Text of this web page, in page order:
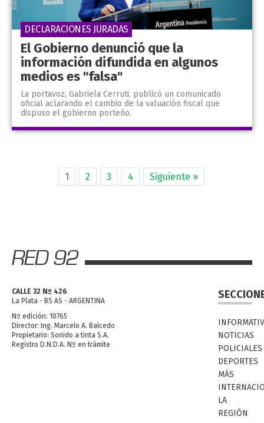
El Gobierno denunció que la
información difundida en algunos
medios es "falsa"
La portavoz, Gabriela Cerruti, publicó un comunicado
oficial aclarando el cambio de la valuación fiscal que
dispuso el gobierno porteño.
DECLARACIONES JURADAS
1 2 3 4 Siguiente »
CALLE 32 Nº 426
La Plata - BS AS - ARGENTINA
Nº edición: 10765
Director: Ing. Marcelo A. Balcedo
Propietario: Sonido a tinta S.A.
Registro D.N.D.A. Nº en trámite
NOTICIAS
POLICIALES
DEPORTES
MÁS
LA
REGIÓN